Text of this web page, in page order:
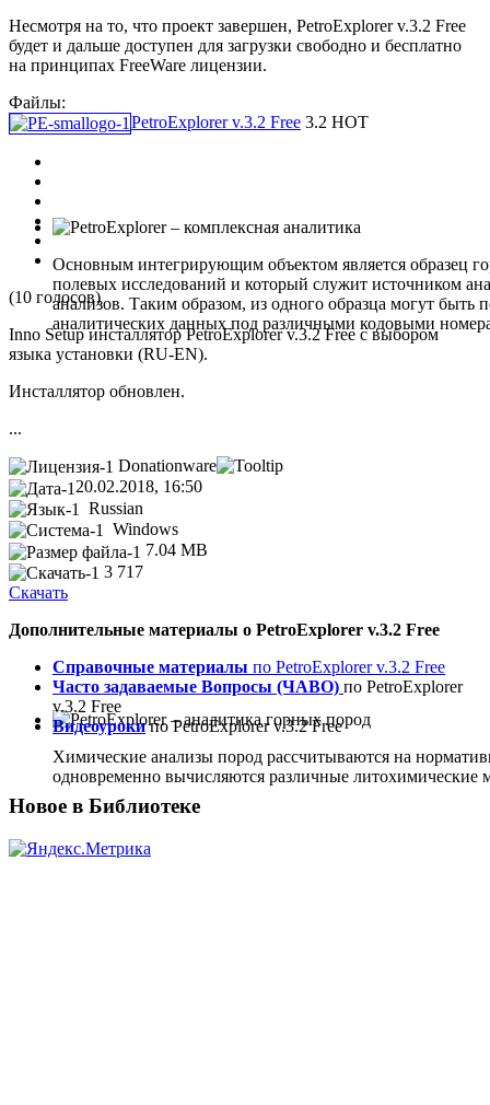
Основным интегрирующим объектом является образец
полевых исследований и который служит источником
анализов. Таким образом, из одного образца могут быть
аналитических данных под различными кодовыми
Химические анализы пород рассчитываются на
одновременно вычисляются различные литохимические
Несмотря на то, что проект завершен, PetroExplorer v.3.2 Free
будет и дальше доступен для загрузки свободно и бесплатно
на принципах FreeWare лицензии.
Файлы:
PetroExplorer v.3.2 Free 3.2 HOT
(10 голосов)
Inno Setup инсталлятор PetroExplorer v.3.2 Free с выбором
языка установки (RU-EN).
Инсталлятор обновлен.
...
Donationware
20.02.2018, 16:50
Russian
Windows
7.04 MB
3 717
Скачать
Дополнительные материалы о PetroExplorer v.3.2 Free
Справочные материалы по PetroExplorer v.3.2 Free
Часто задаваемые Вопросы (ЧАВО) по PetroExplorer
v.3.2 Free
Видеоурокипо PetroExplorer v.3.2 Free
Новое в Библиотеке